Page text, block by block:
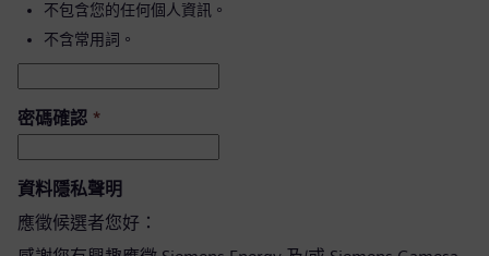
不包含您的任何個人資訊。
不含常用詞。
密碼確認 *
資料隱私聲明
應徵候選者您好：